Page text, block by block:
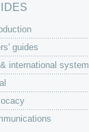
guides
international system